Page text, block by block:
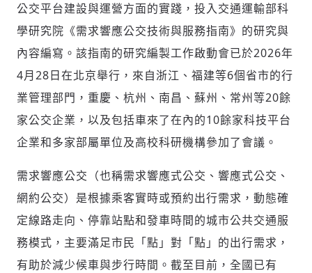
公交平台建設與運營方面的實踐，投入交通運輸部科
學研究院《需求響應公交技術與服務指南》的研究與
內容編寫。該指南的研究編製工作啟動會已於2026年
4月28日在北京舉行，來自浙江、福建等6個省市的行
業管理部門，重慶、杭州、南昌、蘇州、常州等20餘
家公交企業，以及包括車來了在內的10餘家科技平台
企業和多家部屬單位及高校科研機構參加了會議。
需求響應公交（也稱需求響應式公交、響應式公交、
網約公交）是根據乘客實時或預約出行需求，動態確
定線路走向、停靠站點和發車時間的城市公共交通服
務模式，主要滿足市民「點」對「點」的出行需求，
有助於減少候車與步行時間。截至目前，全國已有